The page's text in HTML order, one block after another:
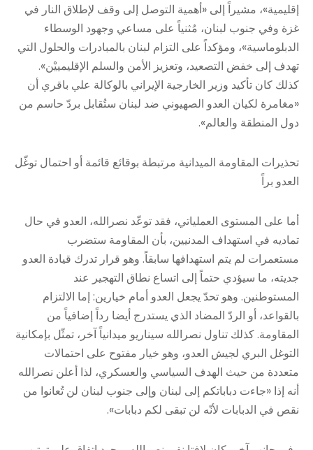
إقليمية»، مشيراً إلى «أهمية التوصل إلى وقف لإطلاق النار في
غزة وفي جنوب لبنان، مُثنياً على مساعي وجهود الوسطاء
الدبلوماسية»، ومؤكداً على التزام لبنان بالمبادرات والحلول التي
تهدف إلى خفض التصعيد، وتعزيز الأمن والسلم الإقليمييْن».
كذلك كان تأكيد وزير الخارجية الإيراني بالوكالة علي باقري أن
«مغامرة لكيان العدو الصهيوني ضد لبنان ستُقابل بردّ حاسم من
دول المنطقة والعالم».
تحذيرات المقاومة الميدانية مرتبطة بوقائع قائمة أو احتمال توغّل
العدو براً
أما على المستوى العملياتي، فقد توعّد نصرالله، العدو في حال
تماديه في استهداف المدنيين، بأن المقاومة ستضرب
مستعمرات ‏لم يتم استهدافها سابقاً. ‏وهو قرار تدرك قيادة العدو
جديته، ما سيؤدي حتماً إلى اتساع نطاق التهجير عند
المستوطنين. وهو تحدّ يجعل العدو أمام خيارين: إما الالتزام
بالقواعد، أو الردّ المضاد الذي يستدرج أيضا رداً إضافياً من
المقاومة. كذلك تناول نصرالله سيناريو ميدانياً آخر، تمثّل بإمكانية
التوغل البري لجيش العدو، وهو خيار مفتوح على احتمالات
متعددة من حيث الهدف السياسي والعسكري، لذا أعلن نصرالله
أنه إذا «جاءت دباباتكم إلى ‏لبنان وإلى جنوب لبنان لن تُعانوا من
نقص في الدبابات لأنّه لن تبقى لكم دبابات».